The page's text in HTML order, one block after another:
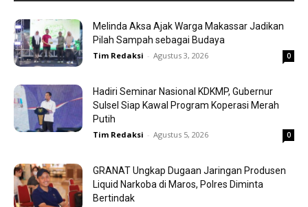
Melinda Aksa Ajak Warga Makassar Jadikan
Pilah Sampah sebagai Budaya
Tim Redaksi - Agustus 3, 2026 0
Hadiri Seminar Nasional KDKMP, Gubernur
Sulsel Siap Kawal Program Koperasi Merah
Putih
Tim Redaksi - Agustus 5, 2026 0
GRANAT Ungkap Dugaan Jaringan Produsen
Liquid Narkoba di Maros, Polres Diminta
Bertindak